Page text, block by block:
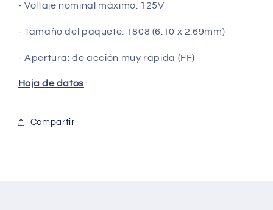
- Voltaje nominal máximo: 125V
- Tamaño del paquete: 1808 (6.10 x 2.69mm)
- Apertura: de acción muy rápida (FF)
Hoja de datos
Compartir